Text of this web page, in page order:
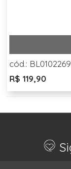
cód.:
R$ 119,90